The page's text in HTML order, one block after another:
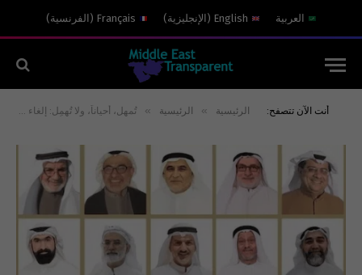
العربية English
( الإنجليزية)
Français
( الفرنسية)
أنت الآن تتصفح: الرئيسية » الرئيسية » تُمهل، أحياناً، ولا تُهمِل: إلغاء حكم براءة المتهمين بتمويل “حزب الله” الكويت